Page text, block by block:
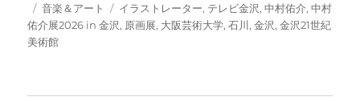
投
稿
日:
カ
テ
ゴ
音楽＆アート
タ
グ
イラストレーター, テレビ金沢,中村佑介,中村
佑介展2026 in 金沢, 原画展, 大阪芸術大学,石川,金沢,金沢21世紀
美術館